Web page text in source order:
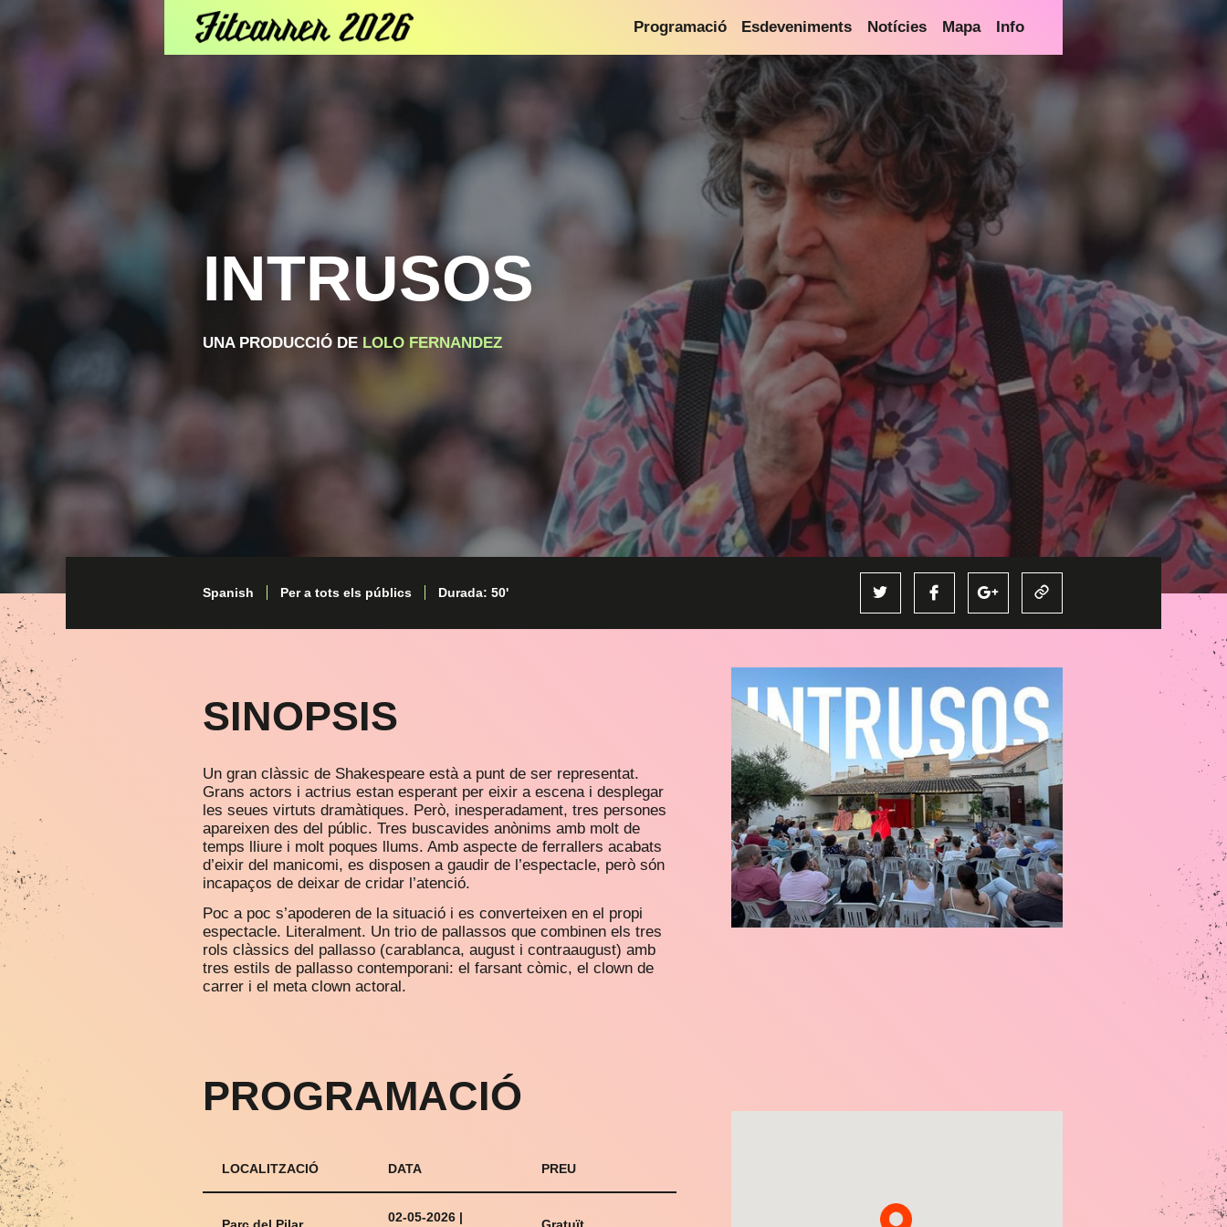
Programació Esdeveniments Notícies Mapa Info
INTRUSOS
UNA PRODUCCIÓ DE LOLO FERNANDEZ
Spanish Per a tots els públics Durada: 50'
SINOPSIS
Un gran clàssic de Shakespeare està a punt de ser representat.
Grans actors i actrius estan esperant per eixir a escena i desplegar
les seues virtuts dramàtiques. Però, inesperadament, tres persones
apareixen des del públic. Tres buscavides anònims amb molt de
temps lliure i molt poques llums. Amb aspecte de ferrallers acabats
d’eixir del manicomi, es disposen a gaudir de l’espectacle, però són
incapaços de deixar de cridar l’atenció.
Poc a poc s’apoderen de la situació i es converteixen en el propi
espectacle. Literalment. Un trio de pallassos que combinen els tres
rols clàssics del pallasso (carablanca, august i contraaugust) amb
tres estils de pallasso contemporani: el farsant còmic, el clown de
carrer i el meta clown actoral.
PROGRAMACIÓ
LOCALITZACIÓ DATA PREU
Parc del Pilar
02-05-2026 |
Gratuït